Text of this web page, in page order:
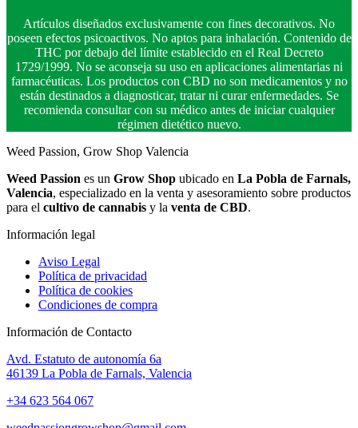
Artículos diseñados exclusivamente con fines decorativos. No
poseen efectos psicoactivos. No aptos para inhalación. Contenido de
THC por debajo del límite establecido en el Real Decreto
1729/1999. No se aconseja su uso en aplicaciones alimentarias ni
farmacéuticas. Los productos con CBD no son medicamentos y no
están destinados a diagnosticar, tratar ni curar enfermedades. Se
recomienda consultar con su médico antes de iniciar cualquier
régimen dietético nuevo.
Weed Passion, Grow Shop Valencia
Weed Passion es un Grow Shop ubicado en La Pobla de Farnals,
Valencia, especializado en la venta y asesoramiento sobre productos
para el cultivo de cannabis y la venta de CBD.
Información legal
Aviso Legal
Política de privacidad
Política de cookies
Condiciones de compra
Información de Contacto
Avd. Estatuto de autonomía 6a
46139 La Pobla de Farnals, Valencia
+34 623 564 067